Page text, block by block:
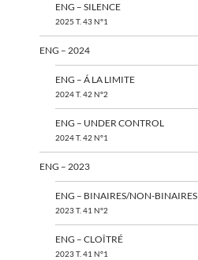
ENG – SILENCE
2025 T. 43 N°1
ENG – 2024
ENG – Á LA LIMITE
2024 T. 42 N°2
ENG – UNDER CONTROL
2024 T. 42 N°1
ENG – 2023
ENG – BINAIRES/NON-BINAIRES
2023 T. 41 N°2
ENG – CLOÎTRÉ
2023 T. 41 N°1